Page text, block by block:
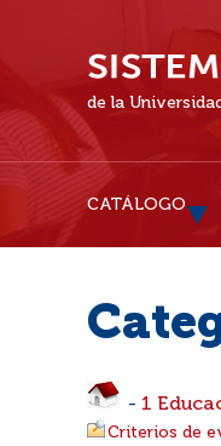
de la
CATÁLOGO
- 1
Criterios de